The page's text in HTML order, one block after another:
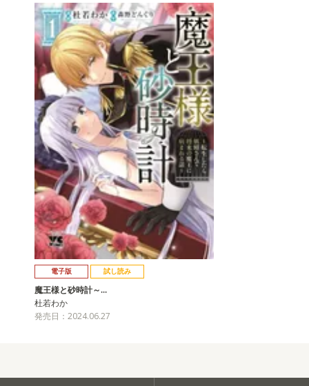
電子版 試し読み
魔王様と砂時計～…
杜若わか
発売日：2024.06.27